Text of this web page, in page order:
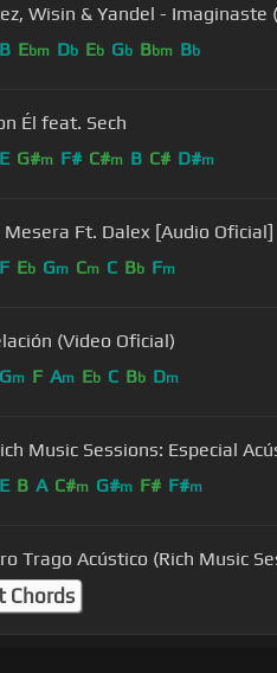
Wisin & Yandel - Imaginaste
B Ebm Db Eb Gb Bbm Bb
Él feat. Sech
E G#m F# C#m B C# D#m
Sech - La Mesera Ft. Dalex [Audio Oficial]
F Eb Gm Cm C Bb Fm
(Video Oficial)
Gm F Am Eb C Bb Dm
Music Sessions: Especial
E B A C#m G#m F# F#m
Trago Acústico (Rich Music
Chords